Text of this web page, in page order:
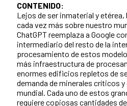
CONTENIDO:
Lejos de ser inmaterial y
cada vez más sobre nuestro
ChatGPT reemplaza a Google
intermediario del resto de la
procesamiento de estos
más infraestructura de
enormes edificios repletos de
demanda de minerales críticos
mundial. Cada uno de estos
requiere copiosas cantidades